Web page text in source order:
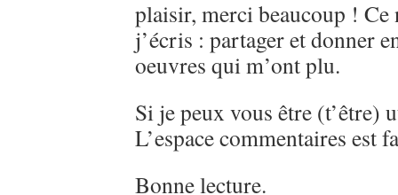
plaisir, merci beaucoup ! Ce
j’écris : partager et donner
oeuvres qui m’ont plu.
Si je peux vous être (t’être)
L’espace commentaires est
Bonne lecture.